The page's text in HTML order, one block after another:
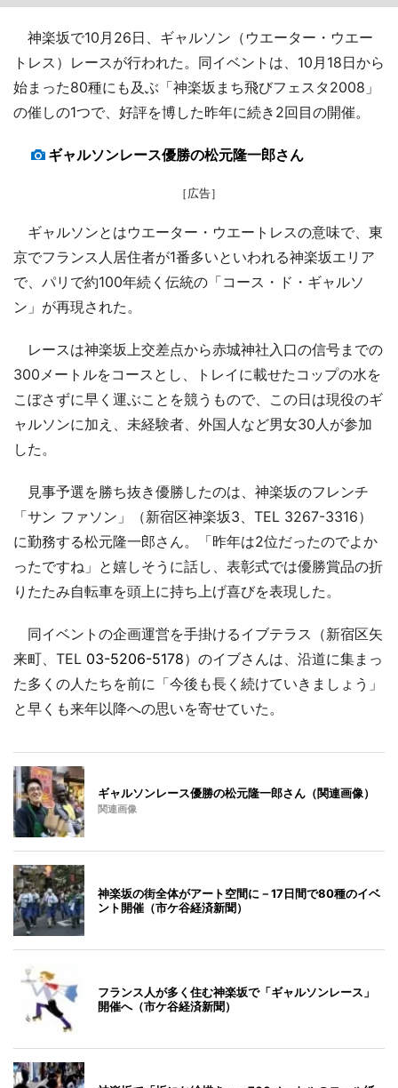
神楽坂で10月26日、ギャルソン（ウエーター・ウエー
トレス）レースが行われた。同イベントは、10月18日から
始まった80種にも及ぶ「神楽坂まち飛びフェスタ2008」
の催しの1つで、好評を博した昨年に続き2回目の開催。
ギャルソンレース優勝の松元隆一郎さん
［広告］
ギャルソンとはウエーター・ウエートレスの意味で、東
京でフランス人居住者が1番多いといわれる神楽坂エリア
で、パリで約100年続く伝統の「コース・ド・ギャルソ
ン」が再現された。
レースは神楽坂上交差点から赤城神社入口の信号までの
300メートルをコースとし、トレイに載せたコップの水を
こぼさずに早く運ぶことを競うもので、この日は現役のギ
ャルソンに加え、未経験者、外国人など男女30人が参加
した。
見事予選を勝ち抜き優勝したのは、神楽坂のフレンチ
「サン ファソン」（新宿区神楽坂3、TEL 3267-3316）
に勤務する松元隆一郎さん。「昨年は2位だったのでよか
ったですね」と嬉しそうに話し、表彰式では優勝賞品の折
りたたみ自転車を頭上に持ち上げ喜びを表現した。
同イベントの企画運営を手掛けるイブテラス（新宿区矢
来町、TEL 03-5206-5178）のイブさんは、沿道に集まっ
た多くの人たちを前に「今後も長く続けていきましょう」
と早くも来年以降への思いを寄せていた。
ギャルソンレース優勝の松元隆一郎さん（関連画像）
関連画像
神楽坂の街全体がアート空間に－17日間で80種のイベ
ント開催（市ケ谷経済新聞）
フランス人が多く住む神楽坂で「ギャルソンレース」
開催へ（市ケ谷経済新聞）